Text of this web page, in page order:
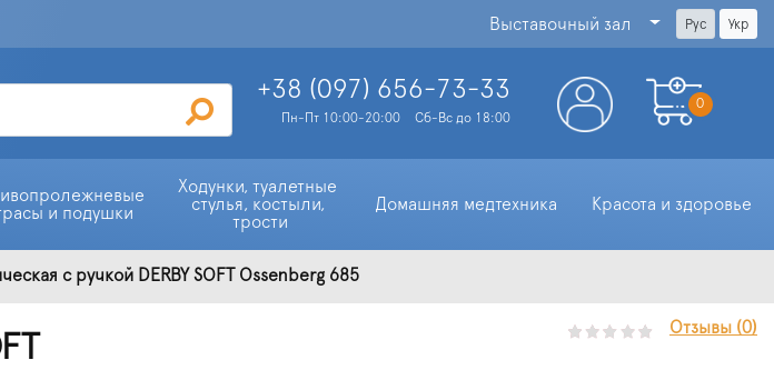
Выставочный зал Рус Укр
+38 (097) 656-73-33
Пн-Пт 10:00-20:00 Сб-Вс до 18:00
0
и подушки
Ходунки, туалетные
стулья, костыли,
трости
Домашняя медтехника Красота и здоровье
с ручкой DERBY SOFT Ossenberg 685
Отзывы (0)